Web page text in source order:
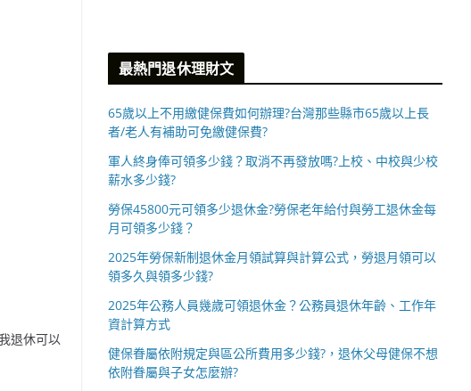
退休可以
最熱門退休理財文
65歲以上不用繳健保費如何辦理?台灣那些縣市65歲以上長
者/老人有補助可免繳健保費?
軍人終身俸可領多少錢？取消不再發放嗎?上校、中校與少校
薪水多少錢?
勞保45800元可領多少退休金?勞保老年給付與勞工退休金每
月可領多少錢？
2025年勞保新制退休金月領試算與計算公式，勞退月領可以
領多久與領多少錢?
2025年公務人員幾歲可領退休金？公務員退休年齡、工作年
資計算方式
健保眷屬依附規定與區公所費用多少錢?，退休父母健保不想
依附眷屬與子女怎麼辦?